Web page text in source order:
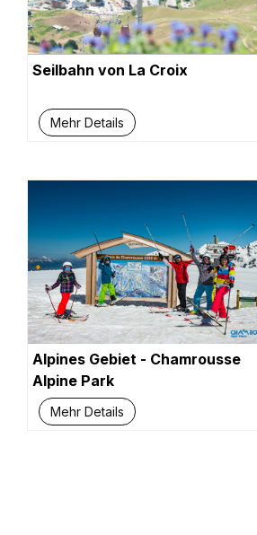
Seilbahn von La Croix
Mehr Details
Alpines Gebiet - Chamrousse
Alpine Park
Mehr Details